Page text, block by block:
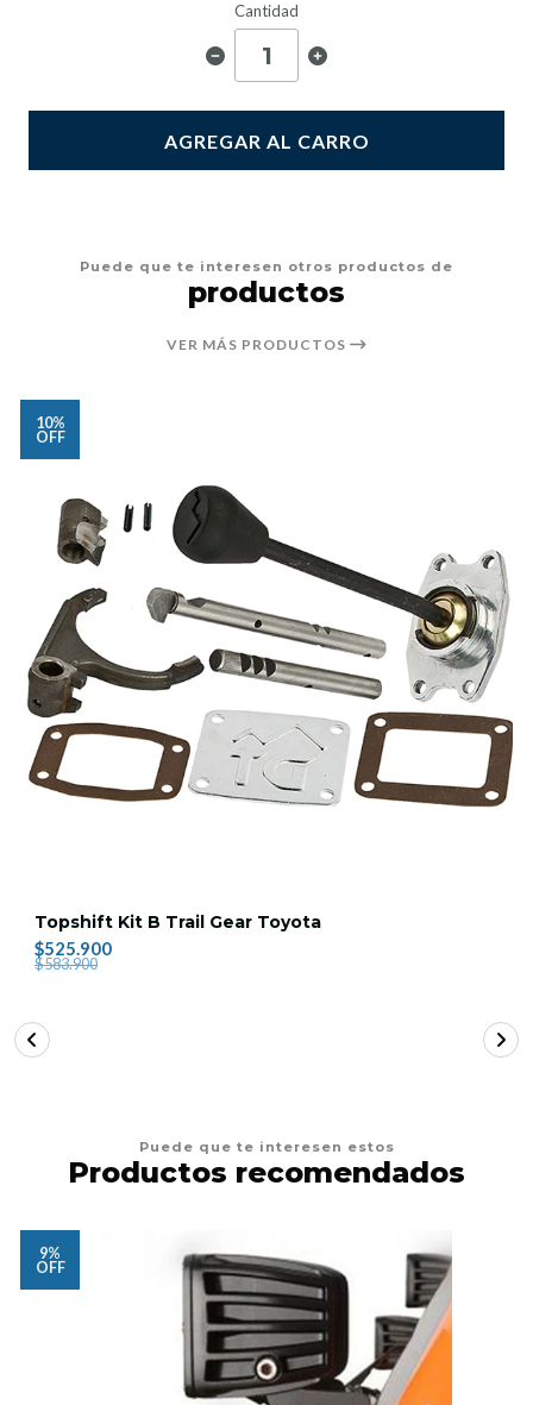
Cantidad
AGREGAR AL CARRO
Puede que te interesen otros productos de
productos
VER MÁS PRODUCTOS
10%
OFF
Topshift Kit B Trail Gear Toyota
$525.900
$583.900
Puede que te interesen estos
Productos recomendados
9%
OFF